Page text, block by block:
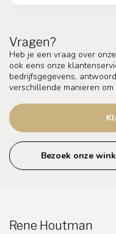
Vragen?
Heb je een vraag over
ook eens onze
bedrijfsgegevens,
verschillende manieren
Bezoek onze
Rene Houtman